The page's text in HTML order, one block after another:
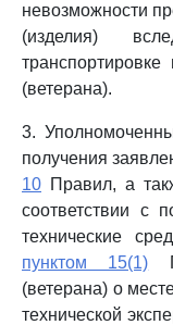
невозможности
(изделия)
(ветерана).
3.
получения
10 Правил, а
соответствии с
технические
пунктом 15(1)
(ветерана) о
технической